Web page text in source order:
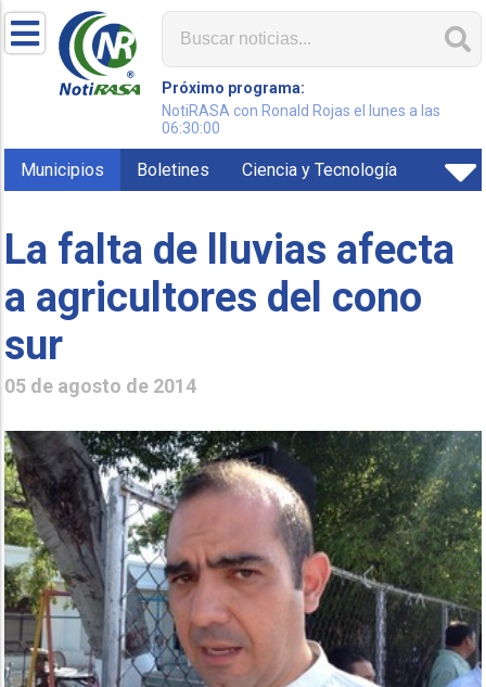
Próximo programa:
NotiRASA con Ronald Rojas el lunes a las
06:30:00
Municipios Boletines Ciencia y Tecnología
La falta de lluvias afecta
a agricultores del cono
sur
05 de agosto de 2014